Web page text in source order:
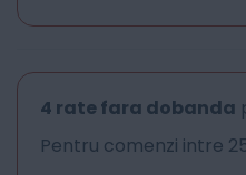
4 rate fara dobanda
Pentru comenzi intre